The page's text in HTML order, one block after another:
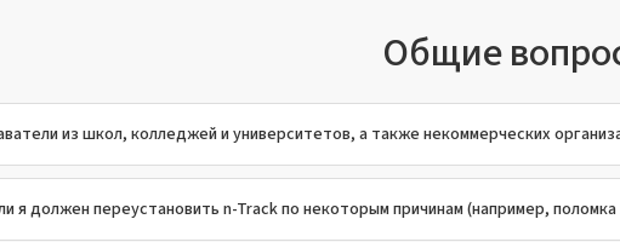
Общие
из школ, колледжей и университетов, а также некоммерческих
я должен переустановить n-Track по некоторым причинам (например,